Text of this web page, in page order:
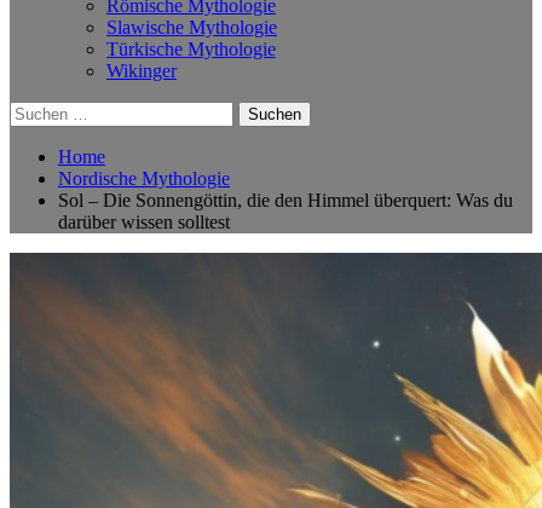
Römische Mythologie
Slawische Mythologie
Türkische Mythologie
Wikinger
Suchen
nach:
Home
Nordische Mythologie
Sol – Die Sonnengöttin, die den Himmel überquert: Was du
darüber wissen solltest